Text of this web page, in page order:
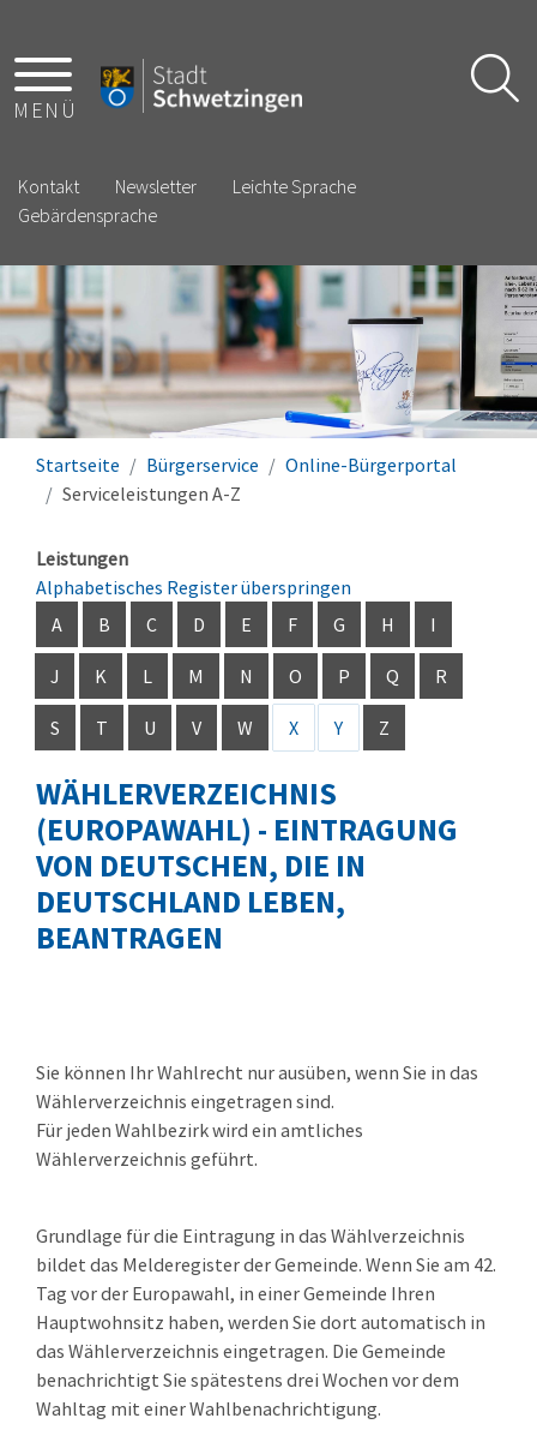
MENÜ
Kontakt Newsletter
Leichte Sprache
Gebärdensprache
Startseite Bürgerservice
Online-Bürgerportal
Serviceleistungen A-Z
Leistungen
Alphabetisches Register überspringen
A
B C D E F G H I
J K L M N O P Q R
S T U V W X Y Z
WÄHLERVERZEICHNIS
(EUROPAWAHL) - EINTRAGUNG
VON DEUTSCHEN, DIE IN
DEUTSCHLAND LEBEN,
BEANTRAGEN
Sie können Ihr Wahlrecht nur ausüben, wenn Sie in das
Wählerverzeichnis eingetragen sind.
Für jeden Wahlbezirk wird ein amtliches
Wählerverzeichnis geführt.
Grundlage für die Eintragung in das Wählverzeichnis
bildet das Melderegister der Gemeinde. Wenn Sie am 42.
Tag vor der Europawahl, in einer Gemeinde Ihren
Hauptwohnsitz haben, werden Sie dort automatisch in
das Wählerverzeichnis eingetragen. Die Gemeinde
benachrichtigt Sie spätestens drei Wochen vor dem
Wahltag mit einer Wahlbenachrichtigung.